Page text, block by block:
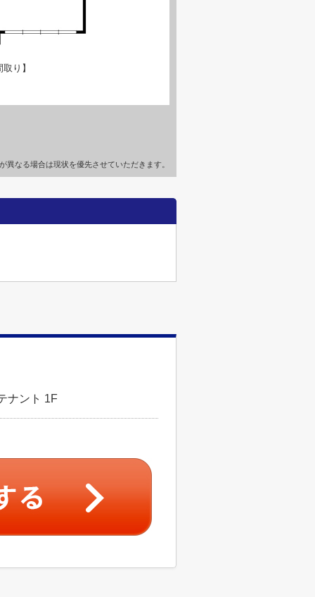
り】
なる場合は現状を優先させていただきます。
ナント 1F